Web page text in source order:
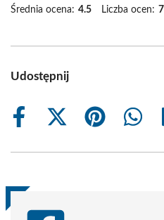
Średnia ocena: 4.5 Liczba ocen: 7
Udostępnij
Share
Share
(Twitter)
Share
Share